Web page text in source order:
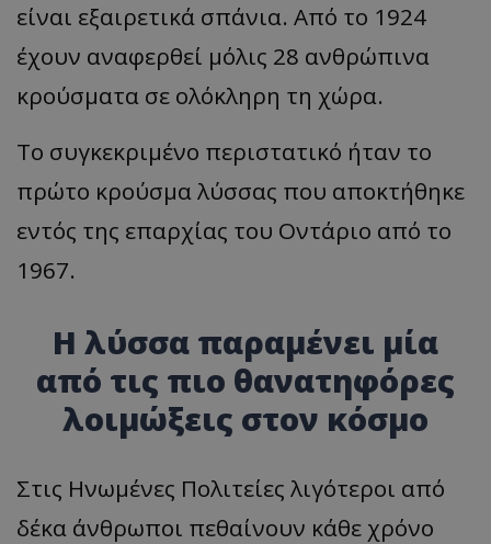
είναι εξαιρετικά σπάνια. Από το 1924
έχουν αναφερθεί μόλις 28 ανθρώπινα
κρούσματα σε ολόκληρη τη χώρα.
Το συγκεκριμένο περιστατικό ήταν το
πρώτο κρούσμα λύσσας που αποκτήθηκε
εντός της επαρχίας του Οντάριο από το
1967.
Η λύσσα παραμένει μία
από τις πιο θανατηφόρες
λοιμώξεις στον κόσμο
Στις Ηνωμένες Πολιτείες λιγότεροι από
δέκα άνθρωποι πεθαίνουν κάθε χρόνο